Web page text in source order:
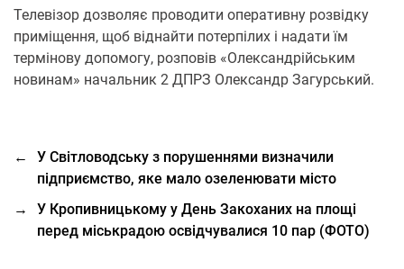
Телевізор дозволяє проводити оперативну розвідку
приміщення, щоб віднайти потерпілих і надати їм
термінову допомогу, розповів «Олександрійським
новинам» начальник 2 ДПРЗ Олександр Загурський.
←
У Світловодську з порушеннями визначили
підприємство, яке мало озеленювати місто
→
У Кропивницькому у День Закоханих на площі
перед міськрадою освідчувалися 10 пар (ФОТО)